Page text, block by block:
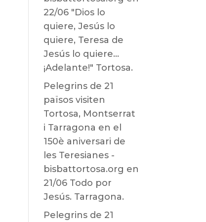
22/06 "Dios lo
quiere, Jesús lo
quiere, Teresa de
Jesús lo quiere…
¡Adelante!" Tortosa.
Pelegrins de 21
països visiten
Tortosa, Montserrat
i Tarragona en el
150è aniversari de
les Teresianes -
bisbattortosa.org en
21/06 Todo por
Jesús. Tarragona.
Pelegrins de 21